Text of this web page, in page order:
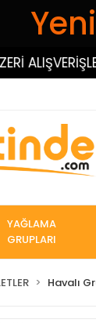
YAĞLAMA
GRUPLARI
Havalı